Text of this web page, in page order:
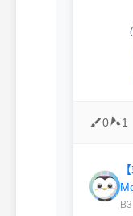
0 1